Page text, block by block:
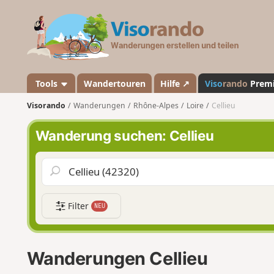
a
n
o
Tools Wandertouren Hilfe ↗ Visorando
Visorando Wanderungen Rhône-Alpes Loire Cellieu
Wanderung suchen: Cellieu
Filter NEU
Wanderungen Cellieu